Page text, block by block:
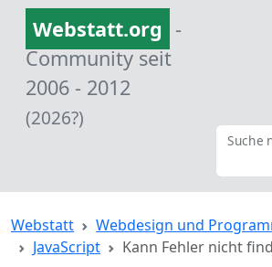
Webstatt.org -
Community seit
2006 - 2012
(2026?)
Suche
Webstatt
Webdesign und
JavaScript
Kann Fehler nicht